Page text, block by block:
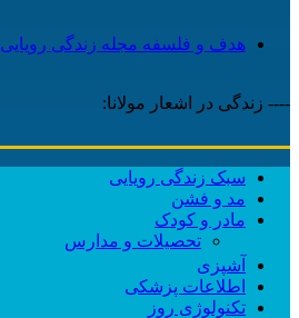
هدف و فلسفه مجله زندگی رویایی
---- زندگی در اشعار مولانا:
سبک زندگی رویایی
مد و فشن
مادر و کودک
تحصیلات و مدارس
آشپزی
اطلاعات پزشکی
تکنولوژی روز